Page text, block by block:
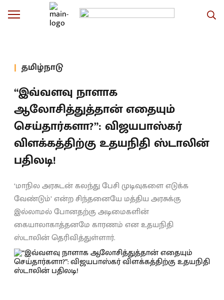
தமிழ்நாடு
“இவ்வளவு நாளாக
ஆலோசித்துத்தான் எதையும்
செய்தார்களா?”: விஜயபாஸ்கர்
விளக்கத்திற்கு உதயநிதி ஸ்டாலின்
பதிலடி!
‘மாநில அரசுடன் கலந்து பேசி முடிவுகளை எடுக்க
வேண்டும்’ என்ற சிந்தனையே மத்திய அரசுக்கு
இல்லாமல் போனதற்கு அடிமைகளின்
கையாலாகாத்தனமே காரணம் என உதயநிதி
ஸ்டாலின் தெரிவித்துள்ளார்.